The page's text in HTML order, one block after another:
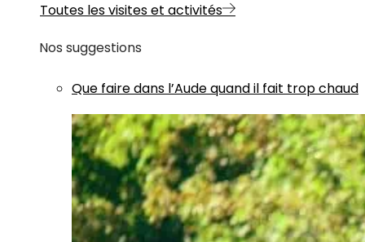
Toutes les visites et activités
Nos suggestions
Que faire dans l’Aude quand il fait trop chaud